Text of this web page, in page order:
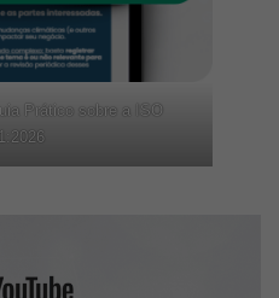
Prático sobre a ISO